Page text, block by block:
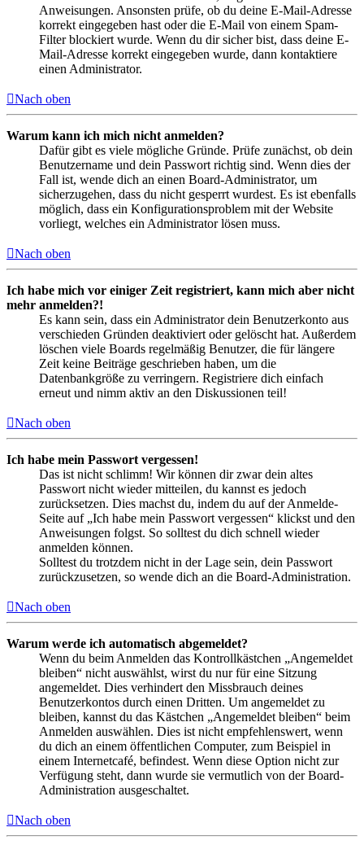
Anweisungen. Ansonsten prüfe, ob du deine E-Mail-Adresse
korrekt eingegeben hast oder die E-Mail von einem Spam-
Filter blockiert wurde. Wenn du dir sicher bist, dass deine E-
Mail-Adresse korrekt eingegeben wurde, dann kontaktiere
einen Administrator.
Nach oben
Warum kann ich mich nicht anmelden?
Dafür gibt es viele mögliche Gründe. Prüfe zunächst, ob dein
Benutzername und dein Passwort richtig sind. Wenn dies der
Fall ist, wende dich an einen Board-Administrator, um
sicherzugehen, dass du nicht gesperrt wurdest. Es ist ebenfalls
möglich, dass ein Konfigurationsproblem mit der Website
vorliegt, welches ein Administrator lösen muss.
Nach oben
Ich habe mich vor einiger Zeit registriert, kann mich aber nicht
mehr anmelden?!
Es kann sein, dass ein Administrator dein Benutzerkonto aus
verschieden Gründen deaktiviert oder gelöscht hat. Außerdem
löschen viele Boards regelmäßig Benutzer, die für längere
Zeit keine Beiträge geschrieben haben, um die
Datenbankgröße zu verringern. Registriere dich einfach
erneut und nimm aktiv an den Diskussionen teil!
Nach oben
Ich habe mein Passwort vergessen!
Das ist nicht schlimm! Wir können dir zwar dein altes
Passwort nicht wieder mitteilen, du kannst es jedoch
zurücksetzen. Dies machst du, indem du auf der Anmelde-
Seite auf „Ich habe mein Passwort vergessen“ klickst und den
Anweisungen folgst. So solltest du dich schnell wieder
anmelden können.
Solltest du trotzdem nicht in der Lage sein, dein Passwort
zurückzusetzen, so wende dich an die Board-Administration.
Nach oben
Warum werde ich automatisch abgemeldet?
Wenn du beim Anmelden das Kontrollkästchen „Angemeldet
bleiben“ nicht auswählst, wirst du nur für eine Sitzung
angemeldet. Dies verhindert den Missbrauch deines
Benutzerkontos durch einen Dritten. Um angemeldet zu
bleiben, kannst du das Kästchen „Angemeldet bleiben“ beim
Anmelden auswählen. Dies ist nicht empfehlenswert, wenn
du dich an einem öffentlichen Computer, zum Beispiel in
einem Internetcafé, befindest. Wenn diese Option nicht zur
Verfügung steht, dann wurde sie vermutlich von der Board-
Administration ausgeschaltet.
Nach oben